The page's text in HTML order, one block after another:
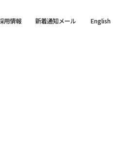
用情報 新着通知メール English